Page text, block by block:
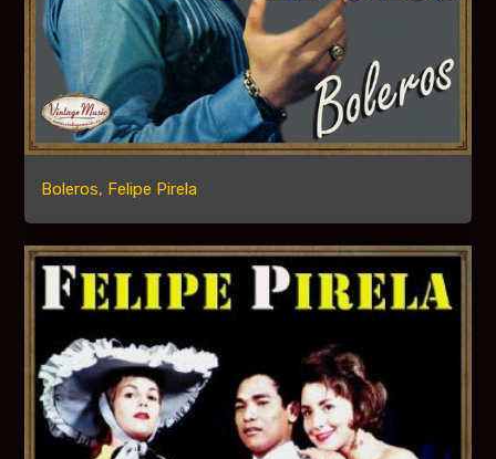
Boleros, Felipe Pirela